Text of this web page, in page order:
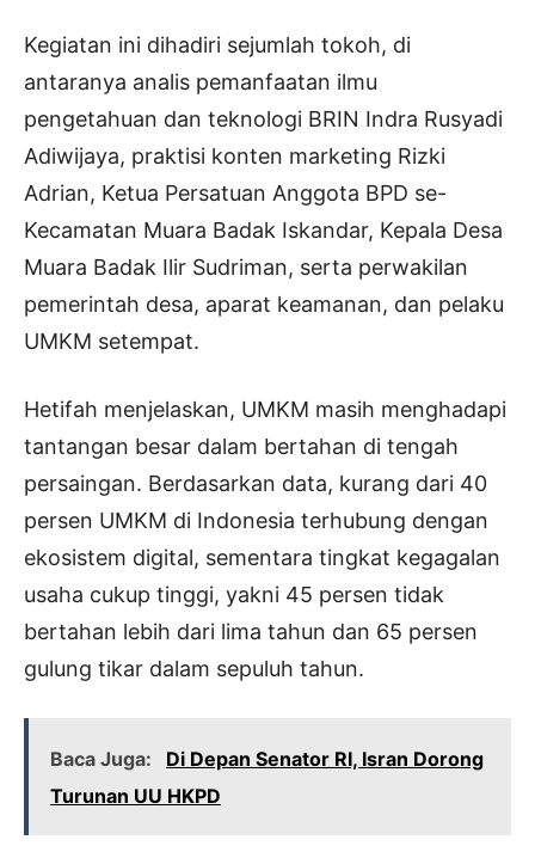
Kegiatan ini dihadiri sejumlah tokoh, di
antaranya analis pemanfaatan ilmu
pengetahuan dan teknologi BRIN Indra Rusyadi
Adiwijaya, praktisi konten marketing Rizki
Adrian, Ketua Persatuan Anggota BPD se-
Kecamatan Muara Badak Iskandar, Kepala Desa
Muara Badak Ilir Sudriman, serta perwakilan
pemerintah desa, aparat keamanan, dan pelaku
UMKM setempat.
Hetifah menjelaskan, UMKM masih menghadapi
tantangan besar dalam bertahan di tengah
persaingan. Berdasarkan data, kurang dari 40
persen UMKM di Indonesia terhubung dengan
ekosistem digital, sementara tingkat kegagalan
usaha cukup tinggi, yakni 45 persen tidak
bertahan lebih dari lima tahun dan 65 persen
gulung tikar dalam sepuluh tahun.
Baca Juga:
Di Depan Senator RI, Isran Dorong
Turunan UU HKPD